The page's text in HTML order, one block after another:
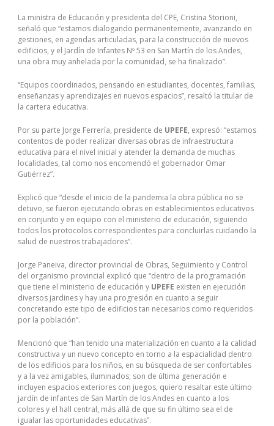
La ministra de Educación y presidenta del CPE, Cristina Storioni,
señaló que “estamos dialogando permanentemente, avanzando en
gestiones, en agendas articuladas, para la construcción de nuevos
edificios, y el Jardín de Infantes Nº 53 en San Martín de los Andes,
una obra muy anhelada por la comunidad, se ha finalizado”.
“Equipos coordinados, pensando en estudiantes, docentes, familias,
enseñanzas y aprendizajes en nuevos espacios”, resaltó la titular de
la cartera educativa.
Por su parte Jorge Ferrería, presidente de UPEFE, expresó: “estamos
contentos de poder realizar diversas obras de infraestructura
educativa para el nivel inicial y atender la demanda de muchas
localidades, tal como nos encomendó el gobernador Omar
Gutiérrez”.
Explicó que “desde el inicio de la pandemia la obra pública no se
detuvo, se fueron ejecutando obras en establecimientos educativos
en conjunto y en equipo con el ministerio de educación, siguiendo
todos los protocolos correspondientes para concluirlas cuidando la
salud de nuestros trabajadores”.
Jorge Paneiva, director provincial de Obras, Seguimiento y Control
del organismo provincial explicó que “dentro de la programación
que tiene el ministerio de educación y UPEFE existen en ejecución
diversos jardines y hay una progresión en cuanto a seguir
concretando este tipo de edificios tan necesarios como requeridos
por la población”.
Mencionó que “han tenido una materialización en cuanto a la calidad
constructiva y un nuevo concepto en torno a la espacialidad dentro
de los edificios para los niños, en su búsqueda de ser confortables
y a la vez amigables, iluminados; son de última generación e
incluyen espacios exteriores con juegos, quiero resaltar este último
jardín de infantes de San Martín de los Andes en cuanto a los
colores y el hall central, más allá de que su fin último sea el de
igualar las oportunidades educativas”.